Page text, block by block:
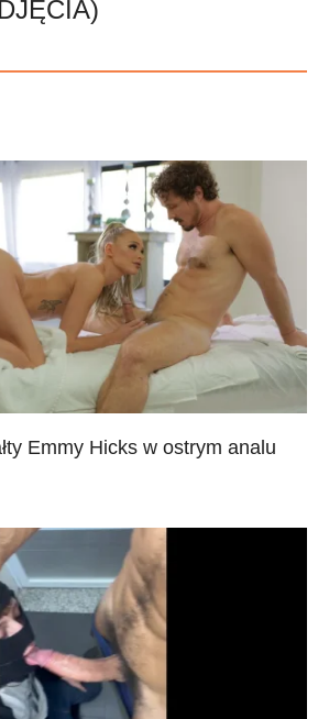
Emmy Hicks w ostrym analu